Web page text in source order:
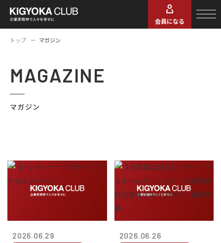
会員になる
トップ マガジン
MAGAZINE
マガジン
2026.06.29 2026.06.26